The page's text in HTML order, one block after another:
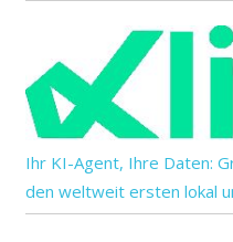
Ihr KI-Agent, Ihre Daten:
den weltweit ersten lokal